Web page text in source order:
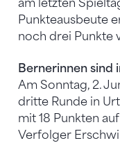
am letzten
Punkteausbeute
noch drei Punkte
Bernerinnen sind
Am Sonntag, 2.
dritte Runde in
mit 18 Punkten
Verfolger